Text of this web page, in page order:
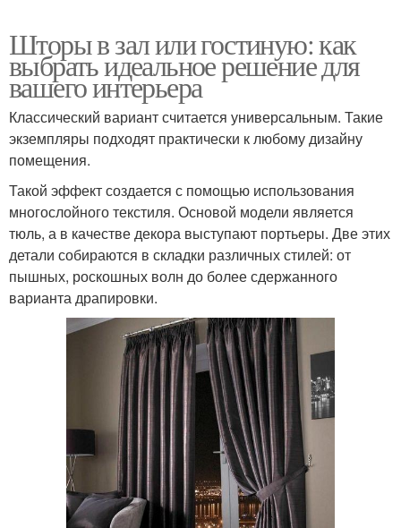
Шторы в зал или гостиную: как
выбрать идеальное решение для
вашего интерьера
Классический вариант считается универсальным. Такие
экземпляры подходят практически к любому дизайну
помещения.
Такой эффект создается с помощью использования
многослойного текстиля. Основой модели является
тюль, а в качестве декора выступают портьеры. Две этих
детали собираются в складки различных стилей: от
пышных, роскошных волн до более сдержанного
варианта драпировки.